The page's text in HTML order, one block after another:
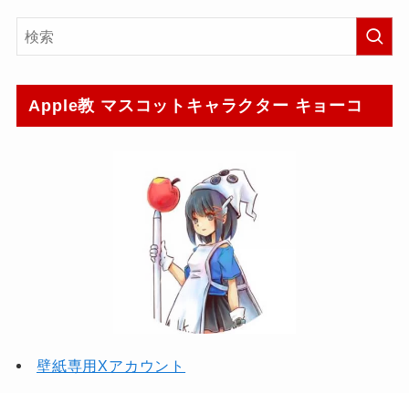
Apple教 マスコットキャラクター キョーコ
壁紙専用Xアカウント